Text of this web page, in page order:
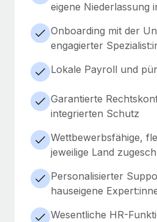
eigene Niederlassung
Onboarding mit der
engagierter
Lokale Payroll und
Garantierte
integrierten Schutz
Wettbewerbsfähige,
jeweilige Land
Personalisierter
hauseigene
Wesentliche HR-